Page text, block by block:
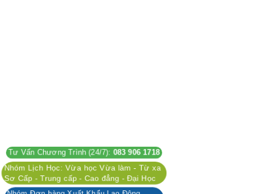
Tư Vấn Chương Trình (24/7): 083 906 1718
Nhóm Lịch Học: Vừa học Vừa làm - Từ xa
Sơ Cấp - Trung cấp - Cao đẳng - Đại Học